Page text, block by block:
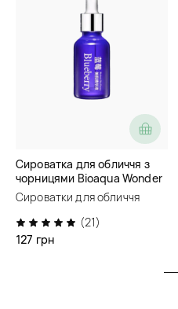
Сироватка для обличчя з
чорницями Bioaqua Wonder
Essence
Сироватки для обличчя
(21)
127 грн